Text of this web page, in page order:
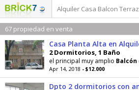
67 propiedad en venta
Casa Planta Alta en
2 Dormitorios, 1 Baño
el principal muy amplio Balcón
Apr 14, 2018 - $12.000